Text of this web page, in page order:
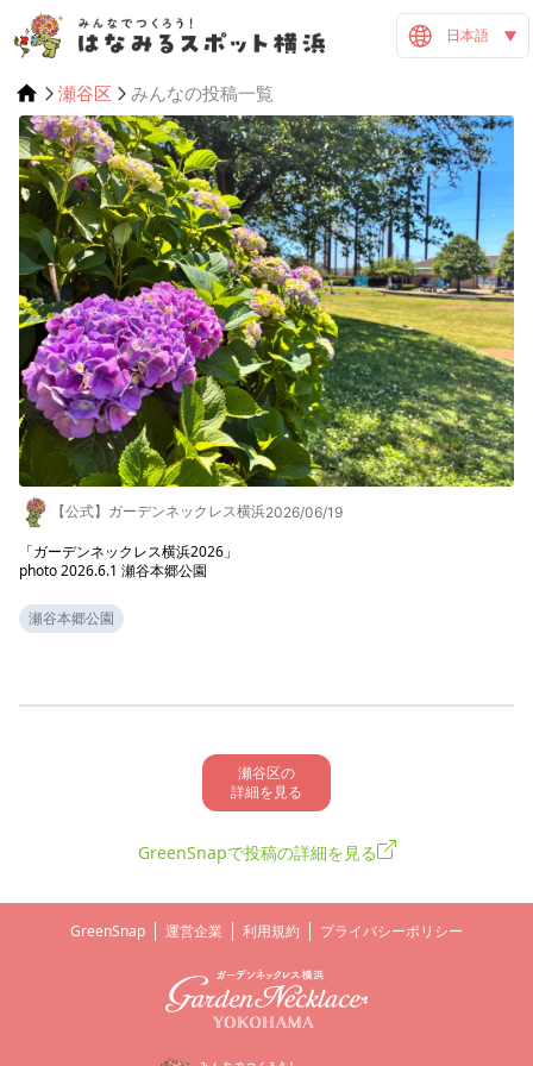
日本語
瀬谷区 みんなの投稿一覧
【公式】ガーデンネックレス横浜2026/06/19
「ガーデンネックレス横浜2026」
photo 2026.6.1 瀬谷本郷公園
瀬谷本郷公園
瀬谷区の
詳細を見る
GreenSnapで投稿の詳細を見る
GreenSnap 運営企業 利用規約 プライバシーポリシー